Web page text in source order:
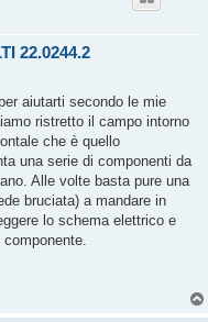
22.0244.2
aiutarti secondo le mie
ristretto il campo intorno
che è quello
una serie di componenti da
Alle volte basta pure una
bruciata) a mandare in
lo schema elettrico e